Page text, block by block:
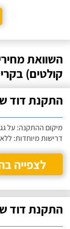
השוואת
קולטים)
התקנת דוד שמש
מיקום ההתקנה: על
דרישות מיוחדות:
לצפייה
התקנת דוד שמש